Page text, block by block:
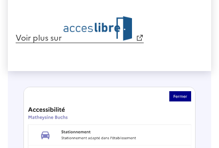
Voir plus sur